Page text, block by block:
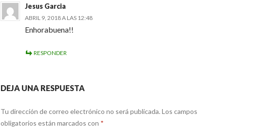
Jesus Garcia
ABRIL 9, 2018 A LAS 12:48
Enhorabuena!!
RESPONDER
DEJA UNA RESPUESTA
Tu dirección de correo electrónico no será publicada. Los campos
obligatorios están marcados con *